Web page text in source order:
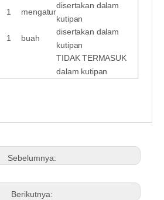
1 mengatur
disertakan dalam
kutipan
1 buah
disertakan dalam
kutipan
TIDAK TERMASUK
dalam kutipan
Sebelumnya:
Berikutnya: